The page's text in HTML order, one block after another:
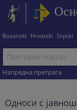
Bosanski Hrvatski Srpski
Напредна претрага
Односи с